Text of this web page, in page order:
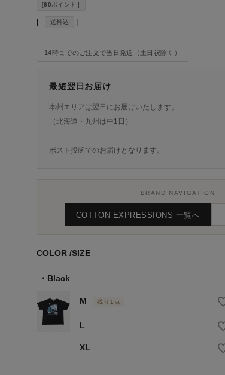
[60ポイント ]
送料込
14時までのご注文で当日発送（土日祝除く）
最短翌日お届け
本州エリアは翌日にお届けいたします。
（北海道・九州は中1日）
ポスト投函でのお届けとなります。
BRAND NAVIGATION
COTTON EXPRESSIONS 一覧へ
COLOR SIZE
Black
M 残り1点
L
XL